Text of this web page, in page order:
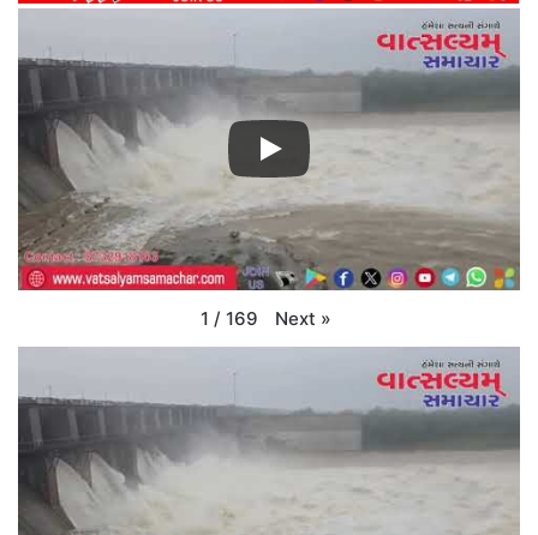
1 / 169 Next »